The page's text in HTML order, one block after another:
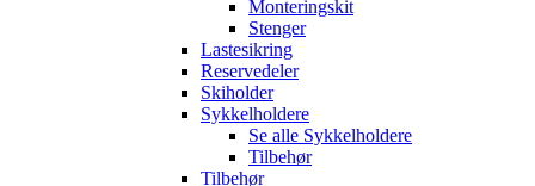
Monteringskit
Stenger
Lastesikring
Reservedeler
Skiholder
Sykkelholdere
Se alle Sykkelholdere
Tilbehør
Tilbehør